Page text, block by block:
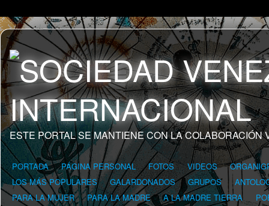
ESTE PORTAL SE MANTIENE CON LA COLABORACIÓN
PORTADA PÁGINA PERSONAL FOTOS VIDEOS
LOS MÁS POPULARES
GALARDONADOS GRUPOS
PARA LA MUJER
PARA LA MADRE A LA MADRE TIERRA